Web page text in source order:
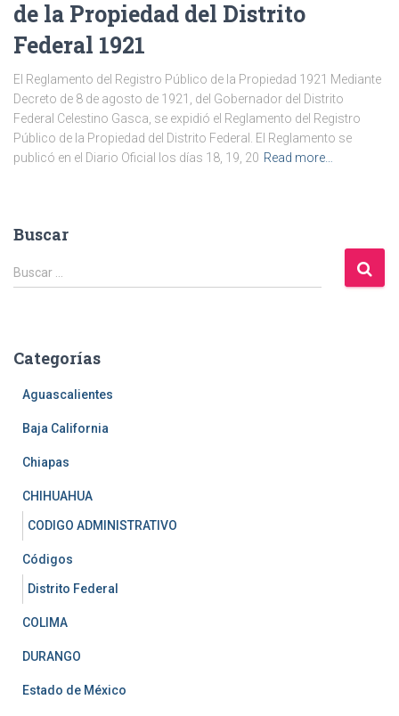
de la Propiedad del Distrito
Federal 1921
El Reglamento del Registro Público de la Propiedad 1921 Mediante
Decreto de 8 de agosto de 1921, del Gobernador del Distrito
Federal Celestino Gasca, se expidió el Reglamento del Registro
Público de la Propiedad del Distrito Federal. El Reglamento se
publicó en el Diario Oficial los días 18, 19, 20 Read more…
Buscar
B
u
r
Buscar …
Categorías
Aguascalientes
Baja California
Chiapas
CHIHUAHUA
CODIGO ADMINISTRATIVO
Códigos
Distrito Federal
COLIMA
DURANGO
Estado de México